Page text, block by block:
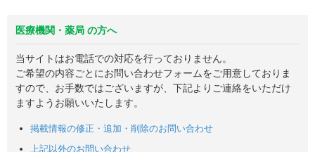
医療機関・薬局 の方へ
当サイトはお電話での対応を行っておりません。
ご希望の内容ごとにお問い合わせフォームをご用意しておりま
すので、お手数ではございますが、下記よりご連絡をいただけ
ますようお願いいたします。
掲載情報の修正・追加・削除のお問い合わせ
上記以外のお問い合わせ